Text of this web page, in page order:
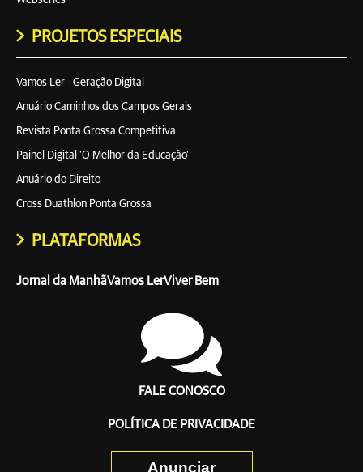
PROJETOS ESPECIAIS
Vamos Ler - Geração Digital
Anuário Caminhos dos Campos Gerais
Revista Ponta Grossa Competitiva
Painel Digital 'O Melhor da Educação'
Anuário do Direito
Cross Duathlon Ponta Grossa
PLATAFORMAS
Jornal da ManhãVamos LerViver Bem
FALE CONOSCO
POLÍTICA DE PRIVACIDADE
Anunciar